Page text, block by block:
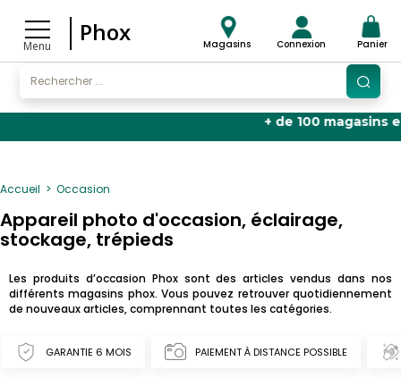
Menu
Phox Magasins Connexion Panier
+ de 100 magasins en
Accueil Occasion
Appareil photo d'occasion, éclairage,
stockage, trépieds
Les produits d’occasion Phox sont des articles vendus dans nos
différents magasins phox. Vous pouvez retrouver quotidiennement
de nouveaux articles, comprennant toutes les catégories.
GARANTIE 6 MOIS PAIEMENT À DISTANCE POSSIBLE